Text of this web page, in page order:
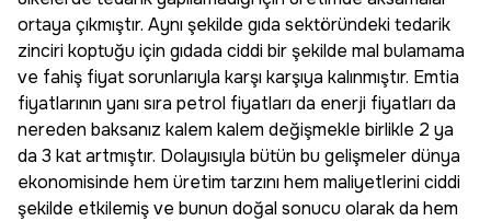
ortaya çıkmıştır. Aynı şekilde gıda sektöründeki tedarik
zinciri koptuğu için gıdada ciddi bir şekilde mal bulamama
ve fahiş fiyat sorunlarıyla karşı karşıya kalınmıştır. Emtia
fiyatlarının yanı sıra petrol fiyatları da enerji fiyatları da
nereden baksanız kalem kalem değişmekle birlikle 2 ya
da 3 kat artmıştır. Dolayısıyla bütün bu gelişmeler dünya
ekonomisinde hem üretim tarzını hem maliyetlerini ciddi
şekilde etkilemiş ve bunun doğal sonucu olarak da hem